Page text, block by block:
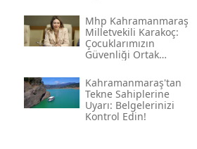
Mhp Kahramanmaraş
Milletvekili Karakoç:
Çocuklarımızın
Güvenliği Ortak
Kahramanmaraş'tan
Tekne Sahiplerine
Uyarı: Belgelerinizi
Kontrol Edin!